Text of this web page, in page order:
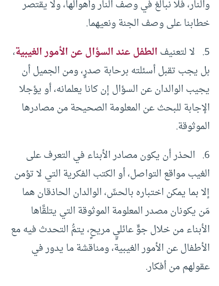
والنار، فلا نبالغ في وصف النار وأهوالها، ولا يقتصر
خطابنا على وصف الجنة ونعيهما.
5. لا لتعنيف
الطفل عند السؤال عن الأمور الغيبية،
بل يجب تقبل أسئلته برحابة صدرٍ، ومن الجميل أن
يجيب الوالدان عن السؤال إن كانا يعلمانه، أو يؤجلا
الإجابة للبحث عن المعلومة الصحيحة من مصادرها
الموثوقة.
6. الحذر أن يكون مصادر الأبناء في التعرف على
الغيب مواقع التواصل، أو الكتب الفكرية التي لا تؤمن
إلا بما يمكن اختباره بالحسِّ، الوالدان الحاذقان هما
مَن يكونان مصدر المعلومة الموثوقة التي يتلقَّاها
الأبناء من خلال جوٍّ عائليٍ مريحٍ، يتمُّ التحدث فيه مع
الأطفال عن الأمور الغيبية، ومناقشة ما يدور في
عقولهم من أفكار.